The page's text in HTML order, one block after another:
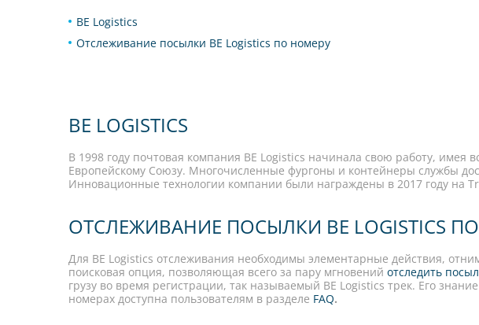
BE Logistics
Отслеживание посылки BE Logistics по номеру
BE LOGISTICS
В 1998 году почтовая компания BE Logistics начинала свою работу, имея
Европейскому Союзу. Многочисленные фургоны и контейнеры службы
Инновационные технологии компании были награждены в 2017 году на
ОТСЛЕЖИВАНИЕ ПОСЫЛКИ BE LOGISTICS
Для BE Logistics отслеживания необходимы элементарные действия,
поисковая опция, позволяющая всего за пару мгновений отследить
грузу во время регистрации, так называемый BE Logistics трек. Его
номерах доступна пользователям в разделе FAQ.